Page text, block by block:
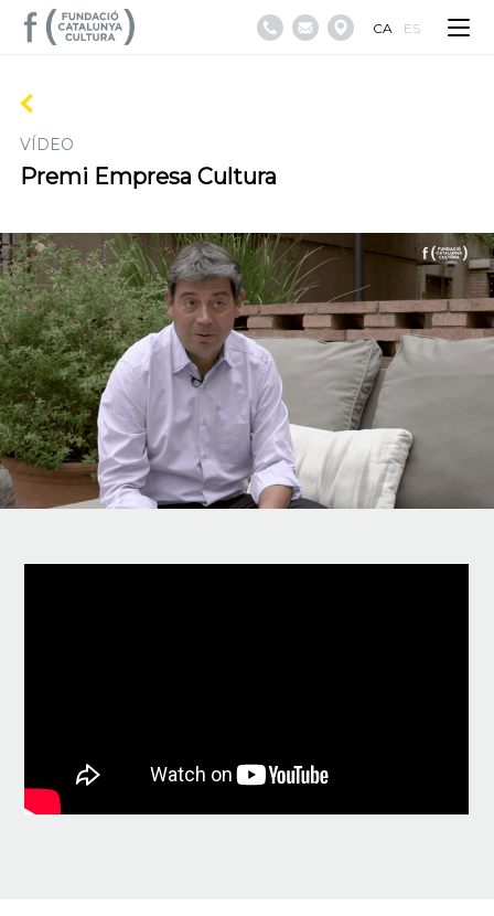
CA ES
VÍDEO
Premi Empresa Cultura